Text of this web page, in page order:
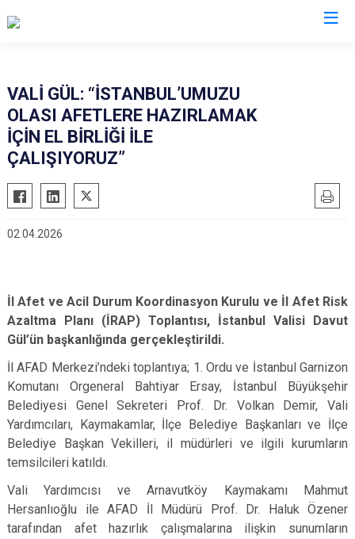
VALİ GÜL: “İSTANBUL’UMUZU
OLASI AFETLERE HAZIRLAMAK
İÇİN EL BİRLİĞİ İLE
ÇALIŞIYORUZ”
02.04.2026
İl Afet ve Acil Durum Koordinasyon Kurulu ve İl Afet Risk
Azaltma Planı (İRAP) Toplantısı, İstanbul Valisi Davut
Gül’ün başkanlığında gerçekleştirildi.
İl AFAD Merkezi’ndeki toplantıya; 1. Ordu ve İstanbul Garnizon
Komutanı Orgeneral Bahtiyar Ersay, İstanbul Büyükşehir
Belediyesi Genel Sekreteri Prof. Dr. Volkan Demir, Vali
Yardımcıları, Kaymakamlar, İlçe Belediye Başkanları ve İlçe
Belediye Başkan Vekilleri, il müdürleri ve ilgili kurumların
temsilcileri katıldı.
Vali Yardımcısı ve Arnavutköy Kaymakamı Mahmut
Hersanlıoğlu ile AFAD İl Müdürü Prof. Dr. Haluk Özener
tarafından afet hazırlık çalışmalarına ilişkin sunumların